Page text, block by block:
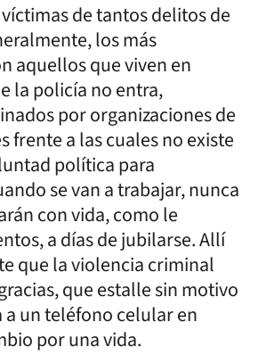
de tantos delitos de
los más
aquellos que viven en
la policía no entra,
por organizaciones de
frente a las cuales no existe
política para
se van a trabajar, nunca
con vida, como le
a días de jubilarse. Allí
que la violencia criminal
que estalle sin motivo
un teléfono celular en
por una vida.